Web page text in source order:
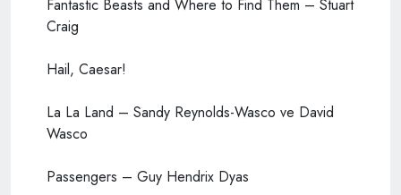
Fantastic Beasts and Where to Find Them – Stuart
Craig
Hail, Caesar!
La La Land – Sandy Reynolds-Wasco ve David
Wasco
Passengers – Guy Hendrix Dyas